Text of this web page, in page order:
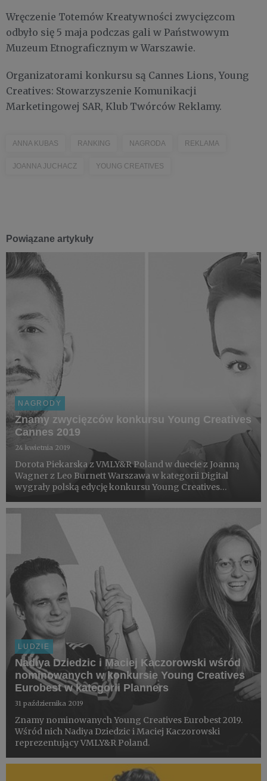
Wręczenie Totemów Kreatywności zwycięzcom
odbyło się 5 maja podczas gali w Państwowym
Muzeum Etnograficznym w Warszawie.
Organizatorami konkursu są Cannes Lions, Young
Creatives: Stowarzyszenie Komunikacji
Marketingowej SAR, Klub Twórców Reklamy.
ANNA KUBAS RANKING NAGRODA REKLAMA
JOANNA JUCHACZ YOUNG CREATIVES
Powiązane artykuły
NAGRODY
Znamy zwycięzców konkursu Young Creatives
Cannes 2019
24 kwietnia 2019
Dorota Piekarska z VMLY&R Poland w duecie z Joanną
Wagner z Leo Burnett Warszawa w kategorii Digital
wygrały polską edycję konkursu Young Creatives
VMLY&R Poland i Michał Oleksów z Cut The Mustard,
którzy wyg...
LUDZIE
Nadiya Dziedzic i Maciej Kaczorowski wśród
nominowanych w konkursie Young Creatives
Eurobest w kategorii Planners
31 października 2019
Znamy nominowanych Young Creatives Eurobest 2019.
Wśród nich Nadiya Dziedzic i Maciej Kaczorowski
reprezentujący VMLY&R Poland.